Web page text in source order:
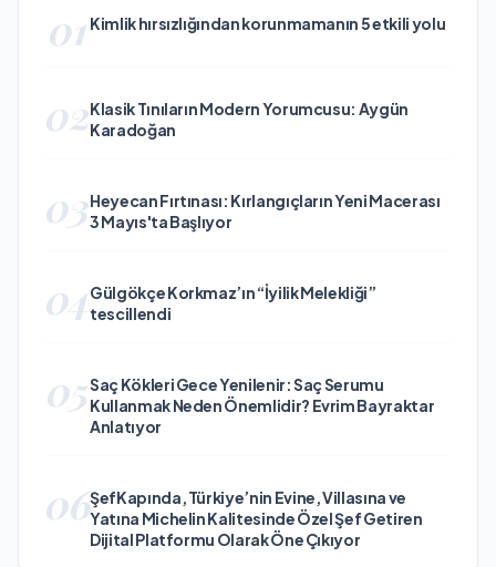
01 Kimlik hırsızlığından korunmamanın 5 etkili yolu
02Klasik Tınıların Modern Yorumcusu: Aygün
Karadoğan
03Heyecan Fırtınası: Kırlangıçların Yeni Macerası
3 Mayıs'ta Başlıyor
04Gülgökçe Korkmaz’ın “İyilik Melekliği”
tescillendi
05Saç Kökleri Gece Yenilenir: Saç Serumu
Kullanmak Neden Önemlidir? Evrim Bayraktar
Anlatıyor
06ŞefKapında, Türkiye’nin Evine, Villasına ve
Yatına Michelin Kalitesinde Özel Şef Getiren
Dijital Platformu Olarak Öne Çıkıyor